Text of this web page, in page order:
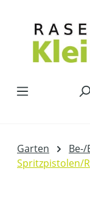
Garten
Spritzpistolen/